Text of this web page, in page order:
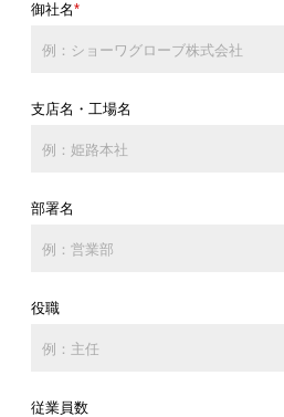
御社名*
支店名・工場名
部署名
役職
従業員数